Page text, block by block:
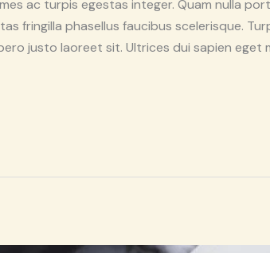
ac turpis egestas integer. Quam nulla
fringilla phasellus faucibus scelerisque.
justo laoreet sit. Ultrices dui sapien